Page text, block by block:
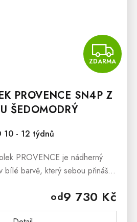
ZDARMA
PROVENCE SN4P Z
ŠEDOMODRÝ
10 - 12 týdnů
od9 730 Kč
PROVENCE je nádherný
bílé barvě, který sebou přináší
je vyroben z...